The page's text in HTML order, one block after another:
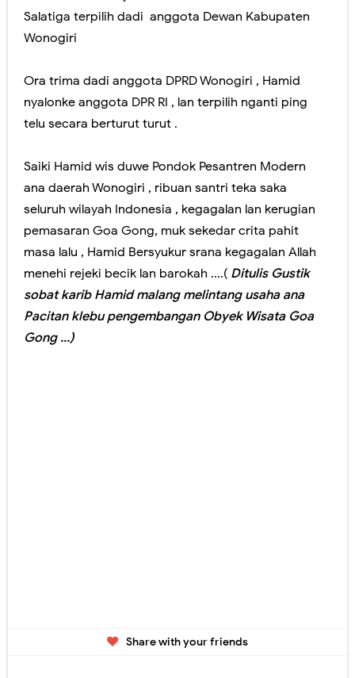
Salatiga terpilih dadi anggota Dewan Kabupaten
Wonogiri
Ora trima dadi anggota DPRD Wonogiri , Hamid
nyalonke anggota DPR RI , lan terpilih nganti ping
telu secara berturut turut .
Saiki Hamid wis duwe Pondok Pesantren Modern
ana daerah Wonogiri , ribuan santri teka saka
seluruh wilayah Indonesia , kegagalan lan kerugian
pemasaran Goa Gong, muk sekedar crita pahit
masa lalu , Hamid Bersyukur srana kegagalan Allah
menehi rejeki becik lan barokah ....( Ditulis Gustik
sobat karib Hamid malang melintang usaha ana
Pacitan klebu pengembangan Obyek Wisata Goa
Gong ...)
Share with your friends